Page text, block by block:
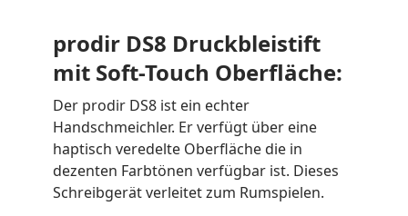
prodir DS8 Druckbleistift
mit Soft-Touch Oberfläche:
Der prodir DS8 ist ein echter
Handschmeichler. Er verfügt über eine
haptisch veredelte Oberfläche die in
dezenten Farbtönen verfügbar ist. Dieses
Schreibgerät verleitet zum Rumspielen.